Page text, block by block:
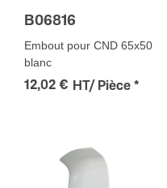
B06816
Embout pour CND 65x50
blanc
12,02 € HT/ Pièce *